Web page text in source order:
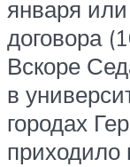
января
договора
Вскоре
в
городах
приходило